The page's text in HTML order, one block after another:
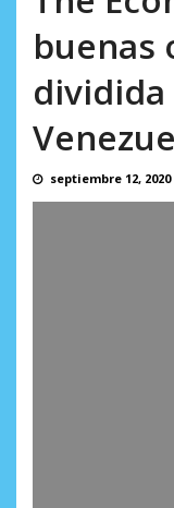
buenas
septiembre 12, 2020